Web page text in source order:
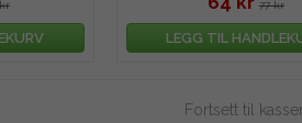
77 kr
LEGG TIL
Fortsett til